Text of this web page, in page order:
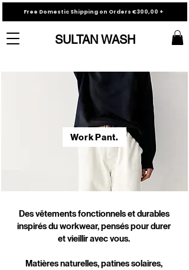
SULTAN WASH
Free Domestic Shipping on Orders €300,00 +
Work Pant.
Des vêtements fonctionnels et durables
inspirés du workwear, pensés pour durer
et vieillir avec vous.
Matières naturelles, patines solaires,